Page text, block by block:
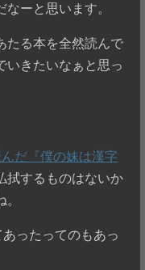
ーと思います。
たる本を全然読んで
いきたいなぁと思っ
だ『僕の妹は漢字
拭するものはないか
ったってのもあっ